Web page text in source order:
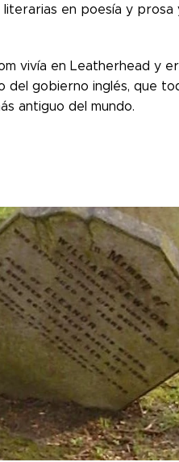
en poesía y
vivía en Leatherhead y
del gobierno inglés, que
antiguo del mundo.